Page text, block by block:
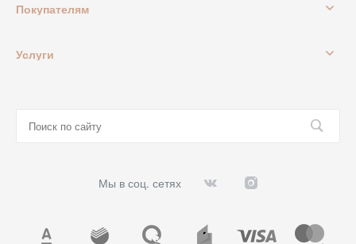
Покупателям
Услуги
Мы в соц. сетях